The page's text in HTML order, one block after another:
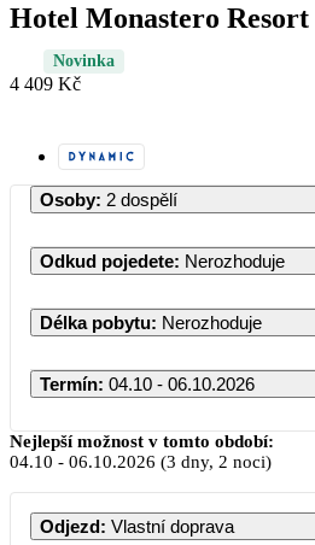
Hotel Monastero Resort
Novinka
4 409 Kč
Osoby: 2 dospělí
Odkud pojedete: Nerozhoduje
Délka pobytu: Nerozhoduje
Termín: 04.10 - 06.10.2026
Říjen
PO ÚT ST ČT
Nejlepší možnost v tomto období:
04.10 - 06.10.2026 (3 dny, 2 noci)
Odjezd: Vlastní doprava